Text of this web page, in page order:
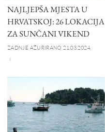
NAJLJEPŠA MJESTA U
HRVATSKOJ: 26 LOKACIJA
ZA SUNČANI VIKEND
ZADNJE AŽURIRANO 21.03.2024.